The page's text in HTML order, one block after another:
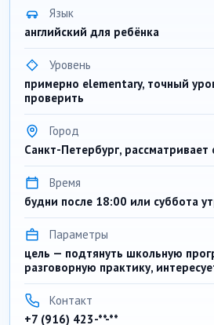
Язык
английский для ребёнка
Уровень
примерно elementary, точный
проверить
Город
Санкт-Петербург,
Время
будни после 18:00 или суббота
Параметры
цель — подтянуть школьную
разговорную практику,
Контакт
+7 (916) 423-**-**